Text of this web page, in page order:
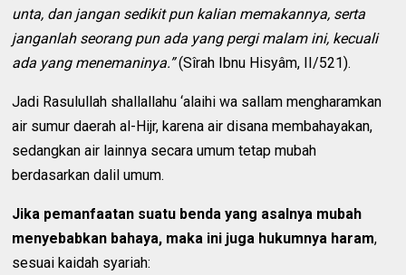
unta, dan jangan sedikit pun kalian memakannya, serta
janganlah seorang pun ada yang pergi malam ini, kecuali
ada yang menemaninya.”(Sîrah Ibnu Hisyâm, II/521).
Jadi Rasulullah shallallahu ‘alaihi wa sallam mengharamkan
air sumur daerah al-Hijr, karena air disana membahayakan,
sedangkan air lainnya secara umum tetap mubah
berdasarkan dalil umum.
Jika pemanfaatan suatu benda yang asalnya mubah
menyebabkan bahaya, maka ini juga hukumnya haram,
sesuai kaidah syariah: